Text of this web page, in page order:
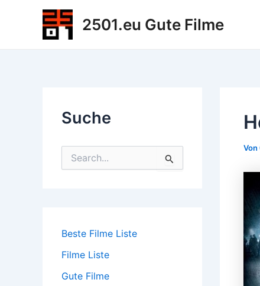
2501.eu Gute Filme
Suche
a
h
Beste Filme Liste
Filme Liste
Gute Filme
Von